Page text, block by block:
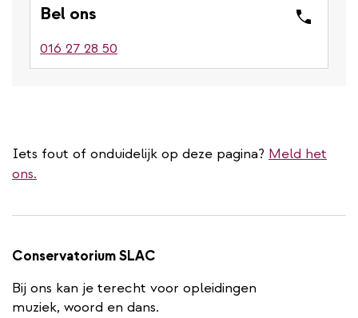
Bel ons
016 27 28 50
Iets fout of onduidelijk op deze pagina? Meld het
ons.
Conservatorium SLAC
Bij ons kan je terecht voor opleidingen
muziek, woord en dans.